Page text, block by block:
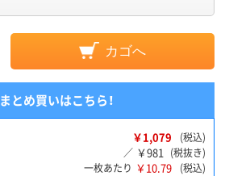
カゴへ
まとめ買いはこちら！
￥1,079
(税込)
／ ￥981 (税抜き)
一枚あたり ￥10.79 (税込)